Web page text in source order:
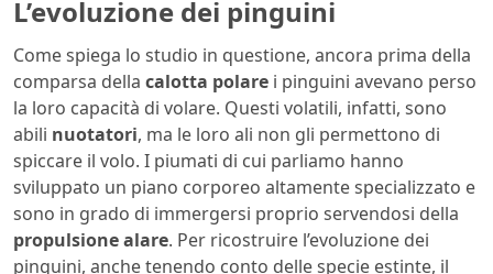
L’evoluzione dei pinguini
Come spiega lo studio in questione, ancora prima della
comparsa della calotta polare i pinguini avevano perso
la loro capacità di volare. Questi volatili, infatti, sono
abili nuotatori, ma le loro ali non gli permettono di
spiccare il volo. I piumati di cui parliamo hanno
sviluppato un piano corporeo altamente specializzato e
sono in grado di immergersi proprio servendosi della
propulsione alare. Per ricostruire l’evoluzione dei
pinguini, anche tenendo conto delle specie estinte, il